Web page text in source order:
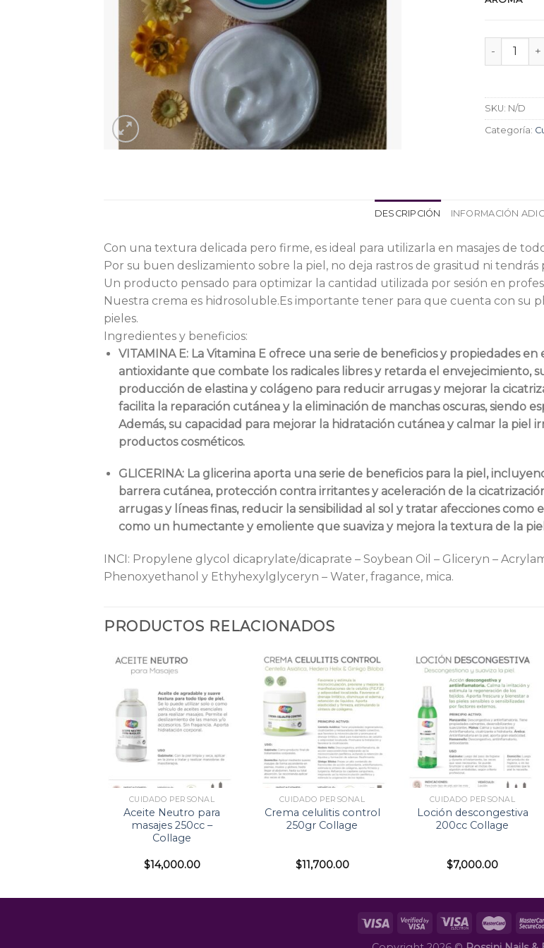
Crema
SKU: N/D
Categoría:
DESCRIPCIÓN INFORMACIÓN
Con una textura delicada pero firme, es ideal para utilizarla en masajes de
Por su buen deslizamiento sobre la piel, no deja rastros de grasitud ni tendrás
Un producto pensado para optimizar la cantidad utilizada por sesión en
Nuestra crema es hidrosoluble.Es importante tener para que cuenta con su
pieles.
Ingredientes y beneficios:
VITAMINA E: La Vitamina E ofrece una serie de beneficios y propiedades
antioxidante que combate los radicales libres y retarda el envejecimiento,
producción de elastina y colágeno para reducir arrugas y mejorar la
facilita la reparación cutánea y la eliminación de manchas oscuras, siendo
Además, su capacidad para mejorar la hidratación cutánea y calmar la
productos cosméticos.
GLICERINA: La glicerina aporta una serie de beneficios para la piel,
barrera cutánea, protección contra irritantes y aceleración de la
arrugas y líneas finas, reducir la sensibilidad al sol y tratar afecciones como
como un humectante y emoliente que suaviza y mejora la textura de la
INCI: Propylene glycol dicaprylate/dicaprate – Soybean Oil – Gliceryn –
Phenoxyethanol y Ethyhexylglyceryn – Water, fragance, mica.
PRODUCTOS RELACIONADOS
CUIDADO PERSONAL
Aceite Neutro para
masajes 250cc –
Collage
$14,000.00
CUIDADO PERSONAL
Crema celulitis control
250gr Collage
$11,700.00
CUIDADO PERSONAL
Loción descongestiva
200cc Collage
$7,000.00